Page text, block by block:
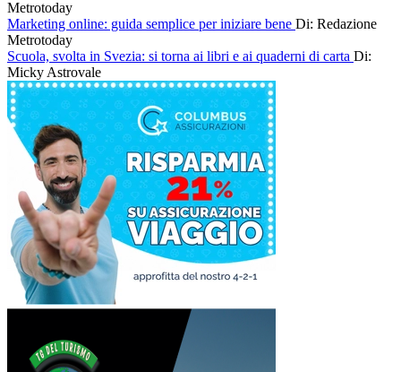
Metrotoday
Marketing online: guida semplice per iniziare bene Di: Redazione
Metrotoday
Scuola, svolta in Svezia: si torna ai libri e ai quaderni di carta Di:
Micky Astrovale